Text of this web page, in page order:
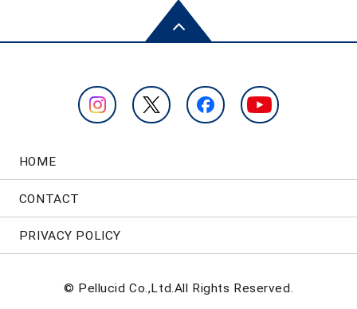
HOME
CONTACT
PRIVACY POLICY
© Pellucid Co.,Ltd.All Rights Reserved.